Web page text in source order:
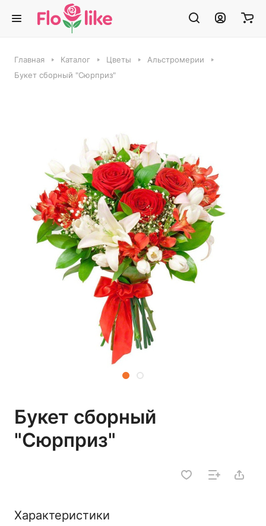
Главная Каталог Цветы
Альстромерии
Букет сборный "Сюрприз"
Букет сборный
"Сюрприз"
Характеристики